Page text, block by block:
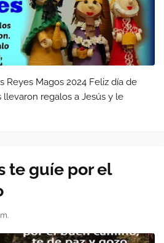
Reyes Magos 2024 Feliz día de
te guíe por el